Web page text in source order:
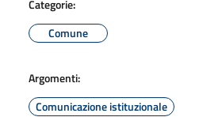
Categorie:
Comune
Argomenti:
Comunicazione istituzionale